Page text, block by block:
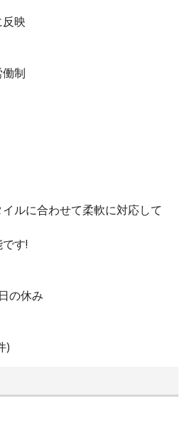
映
制
ルに合わせて柔軟に対応して
す!
の休み
)